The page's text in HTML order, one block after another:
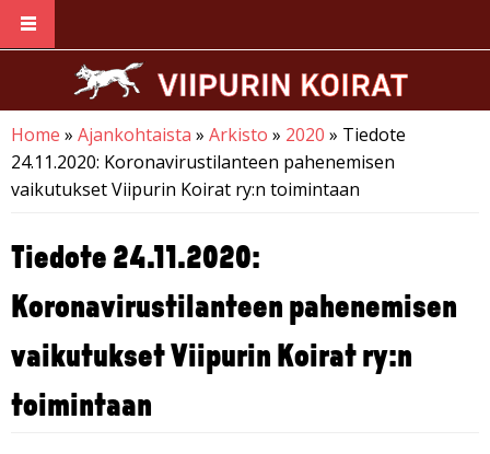
Skip to main content
You are here
Home » Ajankohtaista » Arkisto » 2020 » Tiedote
24.11.2020: Koronavirustilanteen pahenemisen
vaikutukset Viipurin Koirat ry:n toimintaan
Tiedote 24.11.2020:
Koronavirustilanteen pahenemisen
vaikutukset Viipurin Koirat ry:n
toimintaan